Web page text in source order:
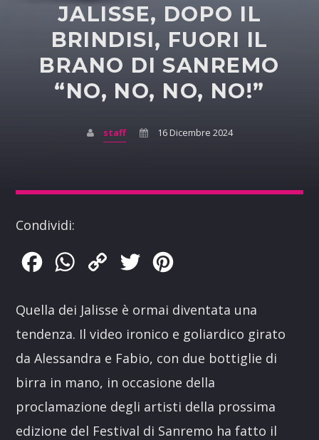
JALISSE, DOPO IL
BRINDISI, FUORI IL
BRANO DI SANREMO
“NO, NO, NO, NO!”
staff 16 Dicembre 2024
Condividi:
FacebookWhatsApp
Copy
Twitter
Quella dei Jalisse è ormai diventata una
tendenza. Il video ironico e goliardico girato
da Alessandra e Fabio, con due bottiglie di
birra in mano, in occasione della
proclamazione degli artisti della prossima
edizione del Festival di Sanremo ha fatto il